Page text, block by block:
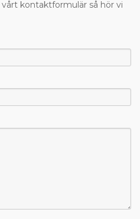
vårt kontaktformulär så hör vi